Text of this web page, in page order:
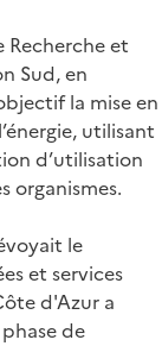
Recherche et
Sud, en
la mise en
utilisant
d’utilisation
organismes.
le
et services
d'Azur a
de